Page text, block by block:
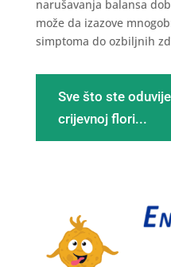
narušavanja balansa
može da izazove
simptoma do ozbiljnih
Sve što ste
crijevnoj flori...